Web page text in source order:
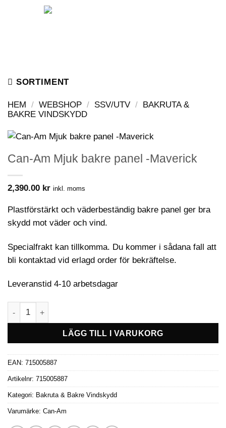
SORTIMENT
HEM / WEBSHOP / SSV/UTV / BAKRUTA &
BAKRE VINDSKYDD
Can-Am Mjuk bakre panel -Maverick
2,390.00 kr inkl. moms
Plastförstärkt och väderbeständig bakre panel ger bra
skydd mot väder och vind.
Specialfrakt kan tillkomma. Du kommer i sådana fall att
bli kontaktad vid erlagd order för bekräftelse.
Leveranstid 4-10 arbetsdagar
Can-Am Mjuk bakre panel -Maverick mängd
LÄGG TILL I VARUKORG
EAN: 715005887
Artikelnr: 715005887
Kategori: Bakruta & Bakre Vindskydd
Varumärke: Can-Am